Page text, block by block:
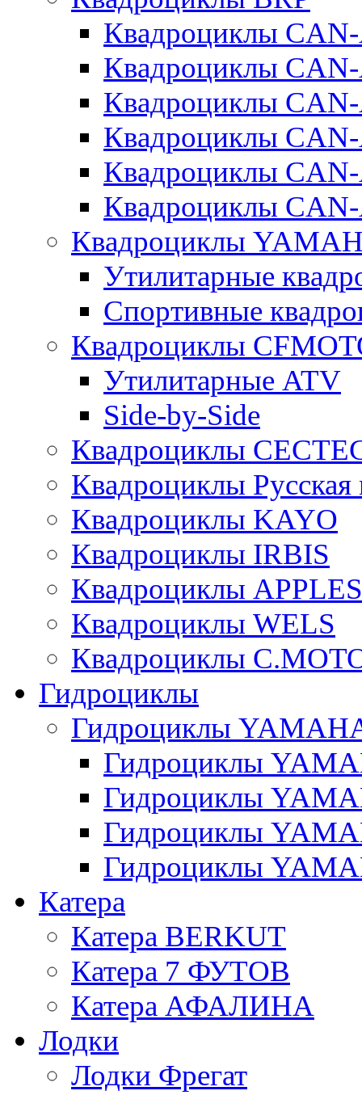
Квадроциклы
Квадроциклы
Квадроциклы
Квадроциклы
Квадроциклы
Квадроциклы
Квадроциклы
Утилитарные
Спортивные
Квадроциклы
Утилитарные ATV
Side-by-Side
Квадроциклы
Квадроциклы Русская
Квадроциклы KAYO
Квадроциклы IRBIS
Квадроциклы
Квадроциклы WELS
Квадроциклы
Гидроциклы
Гидроциклы
Гидроциклы
Гидроциклы
Гидроциклы
Гидроциклы
Катера
Катера BERKUT
Катера 7 ФУТОВ
Катера АФАЛИНА
Лодки
Лодки Фрегат